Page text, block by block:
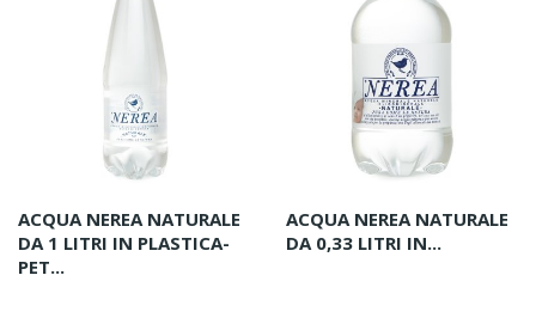
ACQUA NEREA NATURALE
DA 1 LITRI IN PLASTICA-
PET...
ACQUA NEREA NATURALE
DA 0,33 LITRI IN...